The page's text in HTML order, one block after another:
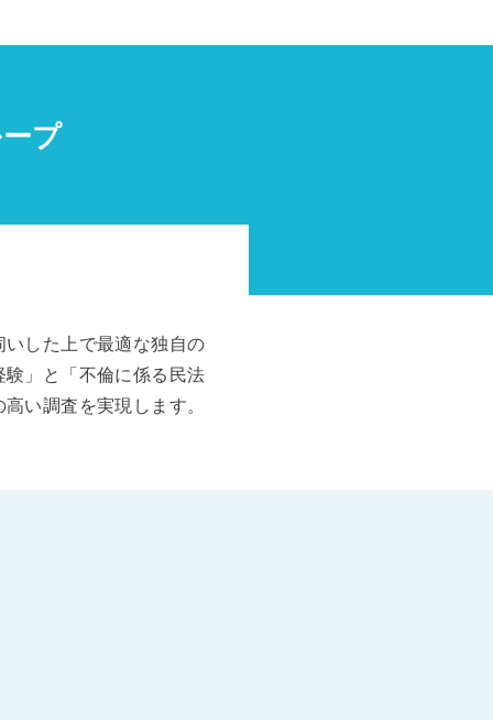
プ
した上で最適な独自の
」と「不倫に係る民法
い調査を実現します。